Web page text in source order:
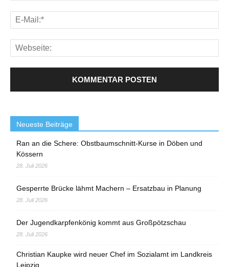
Neueste Beiträge
Ran an die Schere: Obstbaumschnitt-Kurse in Döben und
Kössern
28. Juli 2026
Gesperrte Brücke lähmt Machern – Ersatzbau in Planung
28. Juli 2026
Der Jugendkarpfenkönig kommt aus Großpötzschau
28. Juli 2026
Christian Kaupke wird neuer Chef im Sozialamt im Landkreis
Leipzig